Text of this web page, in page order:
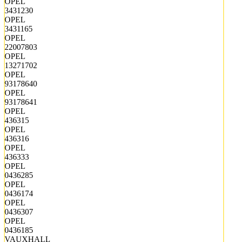
3431230
OPEL
3431165
OPEL
22007803
OPEL
13271702
OPEL
93178640
OPEL
93178641
OPEL
436315
OPEL
436316
OPEL
436333
OPEL
0436285
OPEL
0436174
OPEL
0436307
OPEL
0436185
VAUXHALL